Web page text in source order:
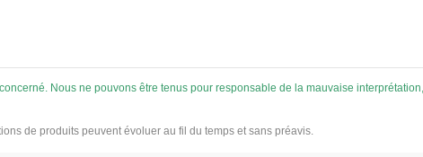
Nous ne pouvons être tenus pour responsable de la mauvaise
de produits peuvent évoluer au fil du temps et sans préavis.